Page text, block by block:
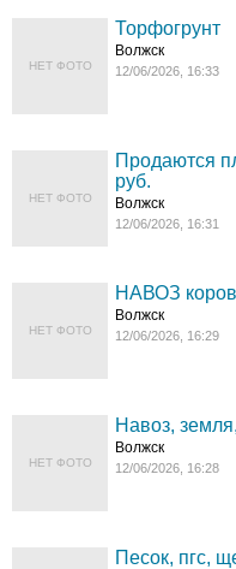
НЕТ ФОТО
Торфогрунт
Волжск
12/06/2026, 16:33
НЕТ ФОТО
Продаются
руб.
Волжск
12/06/2026, 16:31
НЕТ ФОТО
НАВОЗ
Волжск
12/06/2026, 16:29
НЕТ ФОТО
Навоз,
Волжск
12/06/2026, 16:28
Песок, пгс,